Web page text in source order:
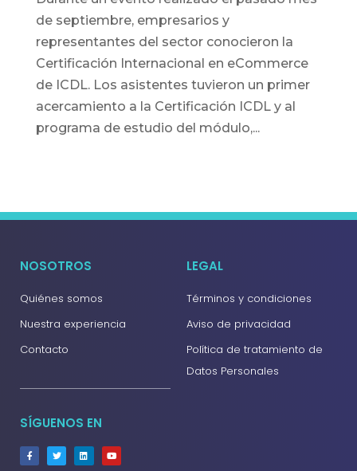
de septiembre, empresarios y
representantes del sector conocieron la
Certificación Internacional en eCommerce
de ICDL. Los asistentes tuvieron un primer
acercamiento a la Certificación ICDL y al
programa de estudio del módulo,...
NOSOTROS
Quiénes somos
Nuestra experiencia
Contacto
SÍGUENOS EN
LEGAL
Términos y condiciones
Aviso de privacidad
Política de tratamiento de
Datos Personales